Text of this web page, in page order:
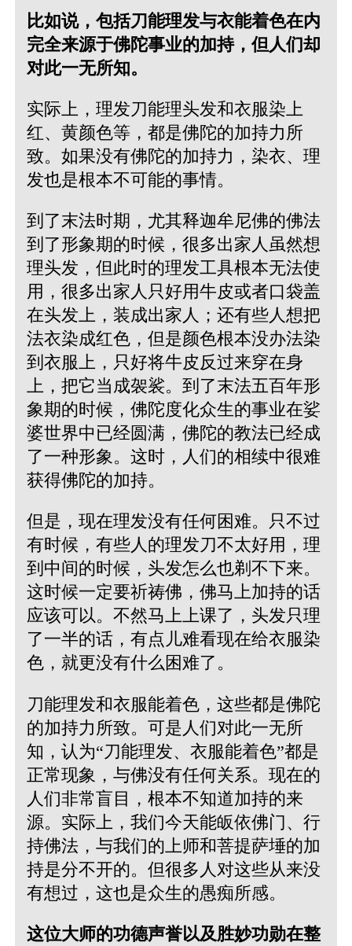
比如说，包括刀能理发与衣能着色在内
完全来源于佛陀事业的加持，但人们却
对此一无所知。
实际上，理发刀能理头发和衣服染上
红、黄颜色等，都是佛陀的加持力所
致。如果没有佛陀的加持力，染衣、理
发也是根本不可能的事情。
到了末法时期，尤其释迦牟尼佛的佛法
到了形象期的时候，很多出家人虽然想
理头发，但此时的理发工具根本无法使
用，很多出家人只好用牛皮或者口袋盖
在头发上，装成出家人；还有些人想把
法衣染成红色，但是颜色根本没办法染
到衣服上，只好将牛皮反过来穿在身
上，把它当成袈裟。到了末法五百年形
象期的时候，佛陀度化众生的事业在娑
婆世界中已经圆满，佛陀的教法已经成
了一种形象。这时，人们的相续中很难
获得佛陀的加持。
但是，现在理发没有任何困难。只不过
有时候，有些人的理发刀不太好用，理
到中间的时候，头发怎么也剃不下来。
这时候一定要祈祷佛，佛马上加持的话
应该可以。不然马上上课了，头发只理
了一半的话，有点儿难看现在给衣服染
色，就更没有什么困难了。
刀能理发和衣服能着色，这些都是佛陀
的加持力所致。可是人们对此一无所
知，认为“刀能理发、衣服能着色”都是
正常现象，与佛没有任何关系。现在的
人们非常盲目，根本不知道加持的来
源。实际上，我们今天能皈依佛门、行
持佛法，与我们的上师和菩提萨埵的加
持是分不开的。但很多人对这些从来没
有想过，这也是众生的愚痴所感。
这位大师的功德声誉以及胜妙功勋在整